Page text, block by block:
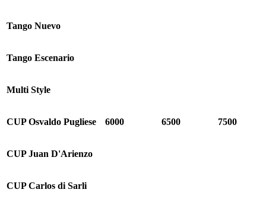
6000 6500 7500
Tango Nuevo
Tango Escenario
Multi Style
CUPOsvaldo Pugliese
CUPJuan D'Arienzo
CUPCarlos di Sarli